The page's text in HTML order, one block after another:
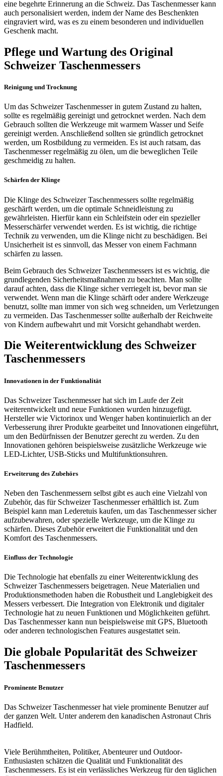
eine begehrte Erinnerung an die Schweiz. Das Taschenmesser kann
auch personalisiert werden, indem der Name des Beschenkten
eingraviert wird, was es zu einem besonderen und individuellen
Geschenk macht.
Pflege und Wartung des Original
Schweizer Taschenmessers
Reinigung und Trocknung
Um das Schweizer Taschenmesser in gutem Zustand zu halten,
sollte es regelmäßig gereinigt und getrocknet werden. Nach dem
Gebrauch sollten die Werkzeuge mit warmem Wasser und Seife
gereinigt werden. Anschließend sollten sie gründlich getrocknet
werden, um Rostbildung zu vermeiden. Es ist auch ratsam, das
Taschenmesser regelmäßig zu ölen, um die beweglichen Teile
geschmeidig zu halten.
Schärfen der Klinge
Die Klinge des Schweizer Taschenmessers sollte regelmäßig
geschärft werden, um die optimale Schneidleistung zu
gewährleisten. Hierfür kann ein Schleifstein oder ein spezieller
Messerschärfer verwendet werden. Es ist wichtig, die richtige
Technik zu verwenden, um die Klinge nicht zu beschädigen. Bei
Unsicherheit ist es sinnvoll, das Messer von einem Fachmann
schärfen zu lassen.
Beim Gebrauch des Schweizer Taschenmessers ist es wichtig, die
grundlegenden Sicherheitsmaßnahmen zu beachten. Man sollte
darauf achten, dass die Klinge sicher verriegelt ist, bevor man sie
verwendet. Wenn man die Klinge schärft oder andere Werkzeuge
benutzt, sollte man immer von sich weg schneiden, um Verletzungen
zu vermeiden. Das Taschenmesser sollte außerhalb der Reichweite
von Kindern aufbewahrt und mit Vorsicht gehandhabt werden.
Die Weiterentwicklung des Schweizer
Taschenmessers
Innovationen in der Funktionalität
Das Schweizer Taschenmesser hat sich im Laufe der Zeit
weiterentwickelt und neue Funktionen wurden hinzugefügt.
Hersteller wie Victorinox und Wenger haben kontinuierlich an der
Verbesserung ihrer Produkte gearbeitet und Innovationen eingeführt,
um den Bedürfnissen der Benutzer gerecht zu werden. Zu den
Innovationen gehören beispielsweise zusätzliche Werkzeuge wie
LED-Lichter, USB-Sticks und Multifunktionsuhren.
Erweiterung des Zubehörs
Neben den Taschenmessern selbst gibt es auch eine Vielzahl von
Zubehör, das für Schweizer Taschenmesser erhältlich ist. Zum
Beispiel kann man Lederetuis kaufen, um das Taschenmesser sicher
aufzubewahren, oder spezielle Werkzeuge, um die Klinge zu
schärfen. Dieses Zubehör erweitert die Funktionalität und den
Komfort des Taschenmessers.
Einfluss der Technologie
Die Technologie hat ebenfalls zu einer Weiterentwicklung des
Schweizer Taschenmessers beigetragen. Neue Materialien und
Produktionsmethoden haben die Robustheit und Langlebigkeit des
Messers verbessert. Die Integration von Elektronik und digitaler
Technologie hat zu neuen Funktionen und Möglichkeiten geführt.
Das Taschenmesser kann nun beispielsweise mit GPS, Bluetooth
oder anderen technologischen Features ausgestattet sein.
Die globale Popularität des Schweizer
Taschenmessers
Prominente Benutzer
Das Schweizer Taschenmesser hat viele prominente Benutzer auf
der ganzen Welt. Unter anderem den kanadischen Astronaut Chris
Hadfield.
Viele Berühmtheiten, Politiker, Abenteurer und Outdoor-
Enthusiasten schätzen die Qualität und Funktionalität des
Taschenmessers. Es ist ein verlässliches Werkzeug für den täglichen